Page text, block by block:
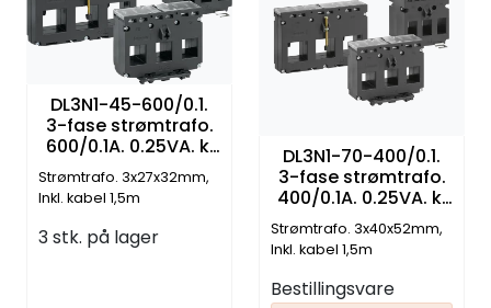
DL3N1-45-600/0.1.
3-fase strømtrafo.
600/0.1A. 0.25VA. kl
0.5. RJ12 connection
Strømtrafo. 3x27x32mm,
Inkl. kabel 1,5m
3 stk. på lager
DL3N1-70-400/0.1.
3-fase strømtrafo.
400/0.1A. 0.25VA. kl
0.5. RJ12 connection
Strømtrafo. 3x40x52mm,
Inkl. kabel 1,5m
Bestillingsvare